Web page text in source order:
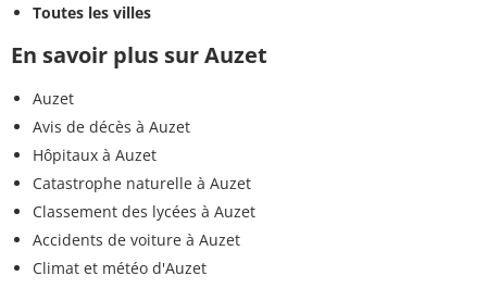
Toutes les villes
En savoir plus sur Auzet
Auzet
Avis de décès à Auzet
Hôpitaux à Auzet
Catastrophe naturelle à Auzet
Classement des lycées à Auzet
Accidents de voiture à Auzet
Climat et météo d'Auzet